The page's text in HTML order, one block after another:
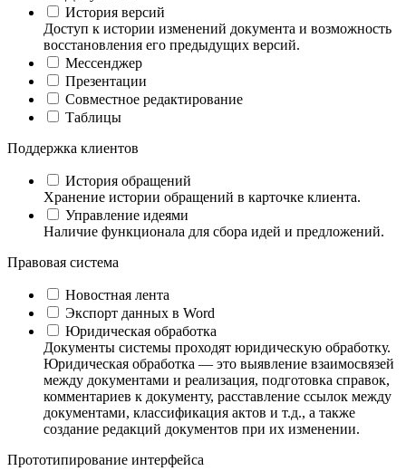
История версий
Доступ к истории изменений документа и возможность
восстановления его предыдущих версий.
Мессенджер
Презентации
Совместное редактирование
Таблицы
Поддержка клиентов
История обращений
Хранение истории обращений в карточке клиента.
Управление идеями
Наличие функционала для сбора идей и предложений.
Правовая система
Новостная лента
Экспорт данных в Word
Юридическая обработка
Документы системы проходят юридическую обработку.
Юридическая обработка — это выявление взаимосвязей
между документами и реализация, подготовка справок,
комментариев к документу, расставление ссылок между
документами, классификация актов и т.д., а также
создание редакций документов при их изменении.
Прототипирование интерфейса